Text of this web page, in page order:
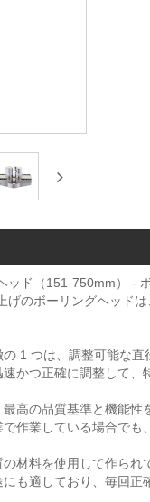
ッド（151-750mm） -
のボーリングヘッド
1 つは、調整可能な
かつ正確に調整して、
高の品質基準と機能
作業している場合で
材料を使用して作ら
も適しており、毎回正